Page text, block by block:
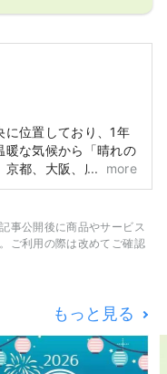
に位置しており、1年
暖な気候から「晴れの
京都、大阪、広島の有
点でアクセス便利！瀬
候の中、太陽を浴びた
、倉敷美観地区といっ
など世界に誇る観光ス
more
事公開後に商品やサービス
ご利用の際は改めてご確認
もっと見る